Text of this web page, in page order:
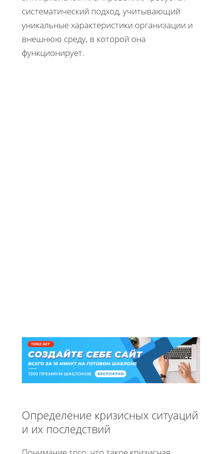
систематический подход, учитывающий
уникальные характеристики организации и
внешнюю среду, в которой она
функционирует.
Определение кризисных ситуаций
и их последствий